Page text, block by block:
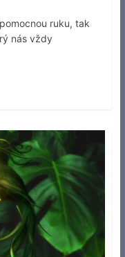
ruku, tak
nás vždy